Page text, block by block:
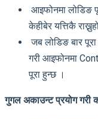
आइफोनमा लोडिङ
केहीबेर यत्तिकै
जब लोडिङ बार
गरी आइफोनमा
पूरा हुन्छ ।
गुगल अकाउन्ट प्रयोग गरी